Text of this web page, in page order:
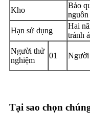
Kho
Bảo
Hạn sử dụng
Hai
tránh
Người thử
nghiệm
01 Người
Tại sao chọn